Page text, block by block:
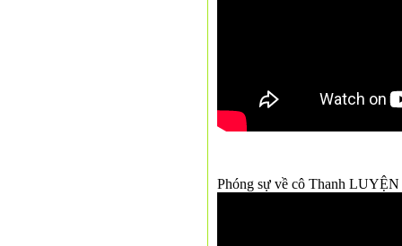
Phóng sự về cô Thanh